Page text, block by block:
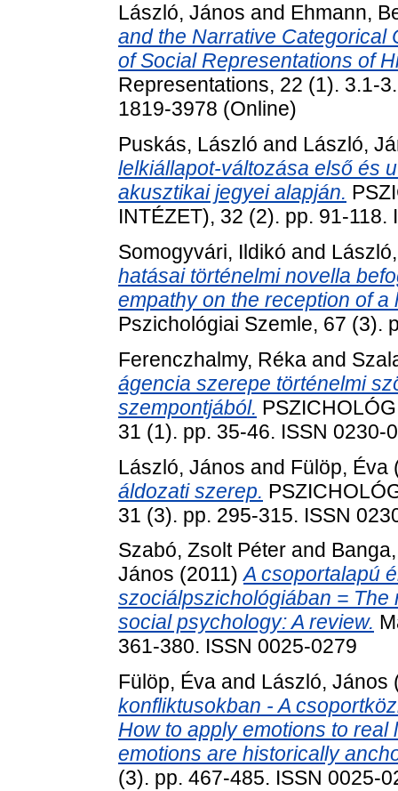
László, János and Ehmann,
and the Narrative Categorical
of Social Representations of
Representations, 22 (1). 3.1-
1819-3978 (Online)
Puskás, László and László,
lelkiállapot-változása első és
akusztikai jegyei alapján.
INTÉZET), 32 (2). pp. 91-118.
Somogyvári, Ildikó and
hatásai történelmi novella
empathy on the reception of a
Pszichológiai Szemle, 67 (3).
Ferenczhalmy, Réka and
ágencia szerepe történelmi
szempontjából.
31 (1). pp. 35-46. ISSN 0230-
László, János and Fülöp, Éva
áldozati szerep.
31 (3). pp. 295-315. ISSN
Szabó, Zsolt Péter and
János (2011)A csoportalapú
szociálpszichológiában =
social psychology: A review.
361-380. ISSN 0025-0279
Fülöp, Éva and László, János
konfliktusokban - A
How to apply emotions to
emotions are historically
(3). pp. 467-485. ISSN 0025-